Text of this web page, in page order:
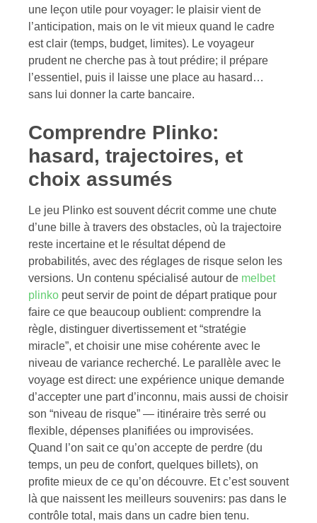
une leçon utile pour voyager: le plaisir vient de
l’anticipation, mais on le vit mieux quand le cadre
est clair (temps, budget, limites). Le voyageur
prudent ne cherche pas à tout prédire; il prépare
l’essentiel, puis il laisse une place au hasard…
sans lui donner la carte bancaire.
Comprendre Plinko:
hasard, trajectoires, et
choix assumés
Le jeu Plinko est souvent décrit comme une chute
d’une bille à travers des obstacles, où la trajectoire
reste incertaine et le résultat dépend de
probabilités, avec des réglages de risque selon les
versions. Un contenu spécialisé autour de melbet
plinko peut servir de point de départ pratique pour
faire ce que beaucoup oublient: comprendre la
règle, distinguer divertissement et “stratégie
miracle”, et choisir une mise cohérente avec le
niveau de variance recherché. Le parallèle avec le
voyage est direct: une expérience unique demande
d’accepter une part d’inconnu, mais aussi de choisir
son “niveau de risque” — itinéraire très serré ou
flexible, dépenses planifiées ou improvisées.
Quand l’on sait ce qu’on accepte de perdre (du
temps, un peu de confort, quelques billets), on
profite mieux de ce qu’on découvre. Et c’est souvent
là que naissent les meilleurs souvenirs: pas dans le
contrôle total, mais dans un cadre bien tenu.